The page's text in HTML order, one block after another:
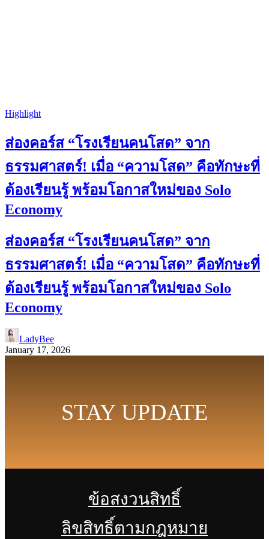
Highlight
ส่องคอร์ส “โรงเรียนคนโสด” จาก
ธรรมศาสตร์! เมื่อ “ความโสด” คือทักษะที่
ต้องเรียนรู้ พร้อมโอกาสใหม่ของ Solo
Economy
ส่องคอร์ส “โรงเรียนคนโสด” จาก
ธรรมศาสตร์! เมื่อ “ความโสด” คือทักษะที่
ต้องเรียนรู้ พร้อมโอกาสใหม่ของ Solo
Economy
LadyBee
January 17, 2026
STAY UPDATE
ข้อสงวนสิทธิ์
ลิขสิทธิ์ตามกฎหมาย